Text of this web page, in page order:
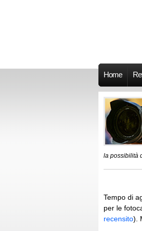
Home
la possibilità
Tempo di
per le
recensito).